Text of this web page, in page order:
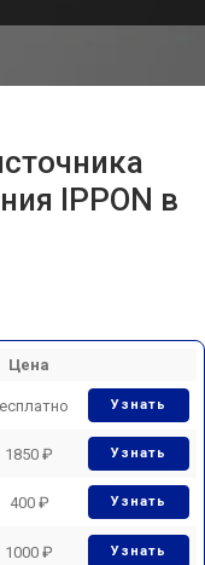
IPPON в
Цена
Узнать
1850 ₽ Узнать
400 ₽ Узнать
1000 ₽ Узнать